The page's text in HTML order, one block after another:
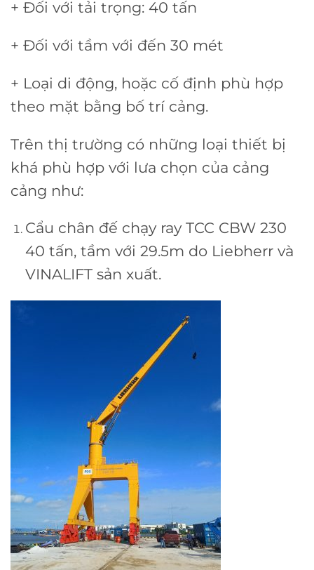
+ Đối với tải trọng: 40 tấn
+ Đối với tầm với đến 30 mét
+ Loại di động, hoặc cố định phù hợp
theo mặt bằng bố trí cảng.
Trên thị trường có những loại thiết bị
khá phù hợp với lưa chọn của cảng
cảng như:
Cẩu chân đế chạy ray TCC CBW 230
40 tấn, tầm với 29.5m do Liebherr và
VINALIFT sản xuất.